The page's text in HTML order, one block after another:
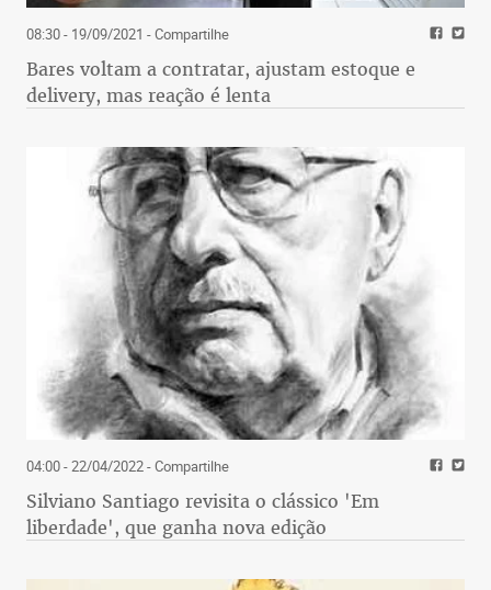
08:30 - 19/09/2021 - Compartilhe
Bares voltam a contratar, ajustam estoque e
delivery, mas reação é lenta
04:00 - 22/04/2022- Compartilhe
Silviano Santiago revisita o clássico 'Em
liberdade', que ganha nova edição